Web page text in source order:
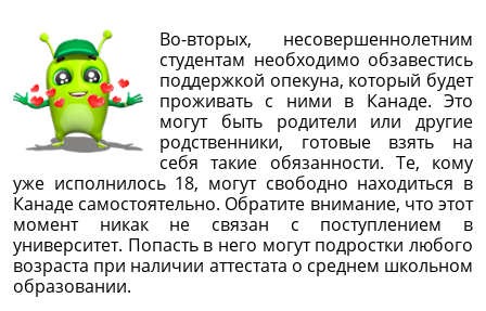
Во-вторых, несовершеннолетним
студентам необходимо обзавестись
поддержкой опекуна, который будет
проживать с ними в Канаде. Это
могут быть родители или другие
родственники, готовые взять на
себя такие обязанности. Те, кому
уже исполнилось 18, могут свободно находиться в
Канаде самостоятельно. Обратите внимание, что этот
момент никак не связан с поступлением в
университет. Попасть в него могут подростки любого
возраста при наличии аттестата о среднем школьном
образовании.